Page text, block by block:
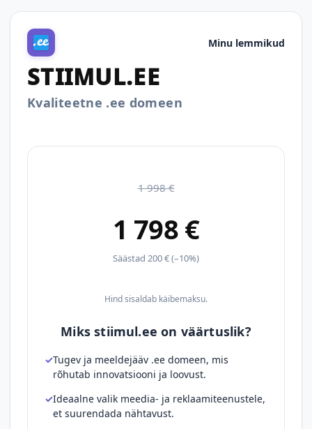
Minu lemmikud
STIIMUL.EE
Kvaliteetne .ee domeen
1 998 €
1 798 €
Säästad 200 € (–10%)
Hind sisaldab käibemaksu.
Miks stiimul.ee on väärtuslik?
Tugev ja meeldejääv .ee domeen, mis
rõhutab innovatsiooni ja loovust.
Ideaalne valik meedia- ja reklaamiteenustele,
et suurendada nähtavust.